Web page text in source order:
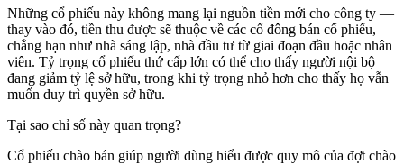
Những cổ phiếu này không mang lại nguồn tiền mới cho công ty —
thay vào đó, tiền thu được sẽ thuộc về các cổ đông bán cổ phiếu,
chẳng hạn như nhà sáng lập, nhà đầu tư từ giai đoạn đầu hoặc nhân
viên. Tỷ trọng cổ phiếu thứ cấp lớn có thể cho thấy người nội bộ
đang giảm tỷ lệ sở hữu, trong khi tỷ trọng nhỏ hơn cho thấy họ vẫn
muốn duy trì quyền sở hữu.
Tại sao chỉ số này quan trọng?
Cổ phiếu chào bán giúp người dùng hiểu được quy mô của đợt chào